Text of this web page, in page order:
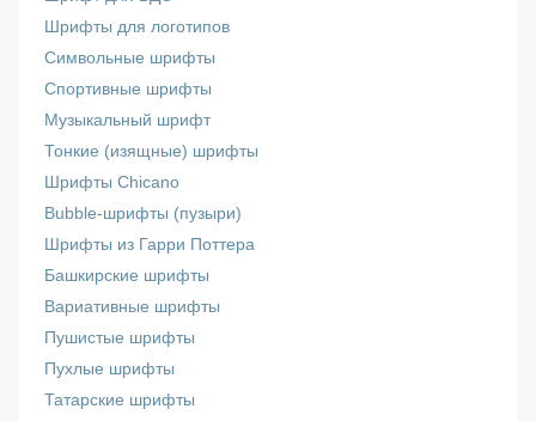
Шрифты для логотипов
Символьные шрифты
Спортивные шрифты
Музыкальный шрифт
Тонкие (изящные) шрифты
Шрифты Chicano
Bubble-шрифты (пузыри)
Шрифты из Гарри Поттера
Башкирские шрифты
Вариативные шрифты
Пушистые шрифты
Пухлые шрифты
Татарские шрифты